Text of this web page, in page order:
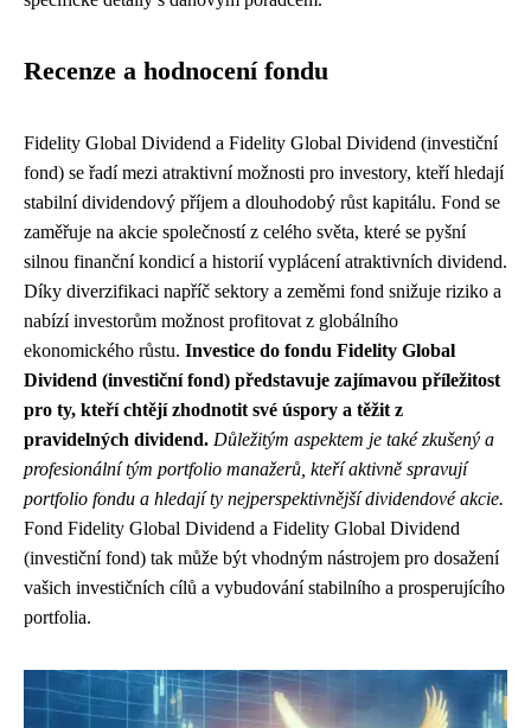
Recenze a hodnocení fondu
Fidelity Global Dividend a Fidelity Global Dividend (investiční
fond) se řadí mezi atraktivní možnosti pro investory, kteří hledají
stabilní dividendový příjem a dlouhodobý růst kapitálu. Fond se
zaměřuje na akcie společností z celého světa, které se pyšní
silnou finanční kondicí a historií vyplácení atraktivních dividend.
Díky diverzifikaci napříč sektory a zeměmi fond snižuje riziko a
nabízí investorům možnost profitovat z globálního
ekonomického růstu. Investice do fondu Fidelity Global
Dividend (investiční fond) představuje zajímavou příležitost
pro ty, kteří chtějí zhodnotit své úspory a těžit z
pravidelných dividend. Důležitým aspektem je také zkušený a
profesionální tým portfolio manažerů, kteří aktivně spravují
portfolio fondu a hledají ty nejperspektivnější dividendové akcie.
Fond Fidelity Global Dividend a Fidelity Global Dividend
(investiční fond) tak může být vhodným nástrojem pro dosažení
vašich investičních cílů a vybudování stabilního a prosperujícího
portfolia.